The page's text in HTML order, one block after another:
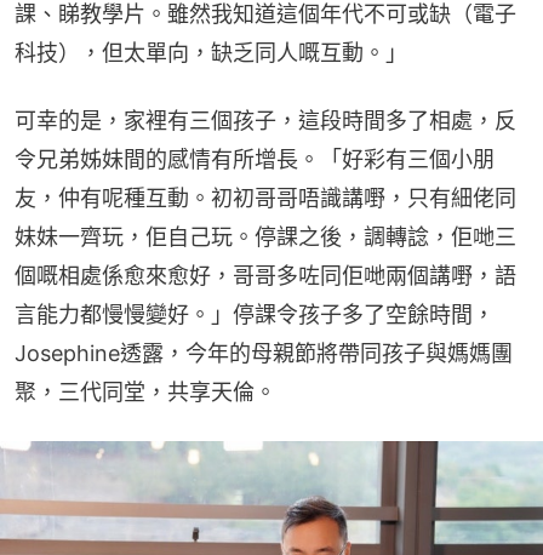
課、睇教學片。雖然我知道這個年代不可或缺（電子
科技），但太單向，缺乏同人嘅互動。」
可幸的是，家裡有三個孩子，這段時間多了相處，反
令兄弟姊妹間的感情有所增長。「好彩有三個小朋
友，仲有呢種互動。初初哥哥唔識講嘢，只有細佬同
妹妹一齊玩，佢自己玩。停課之後，調轉諗，佢哋三
個嘅相處係愈來愈好，哥哥多咗同佢哋兩個講嘢，語
言能力都慢慢變好。」停課令孩子多了空餘時間，
Josephine透露，今年的母親節將帶同孩子與媽媽團
聚，三代同堂，共享天倫。